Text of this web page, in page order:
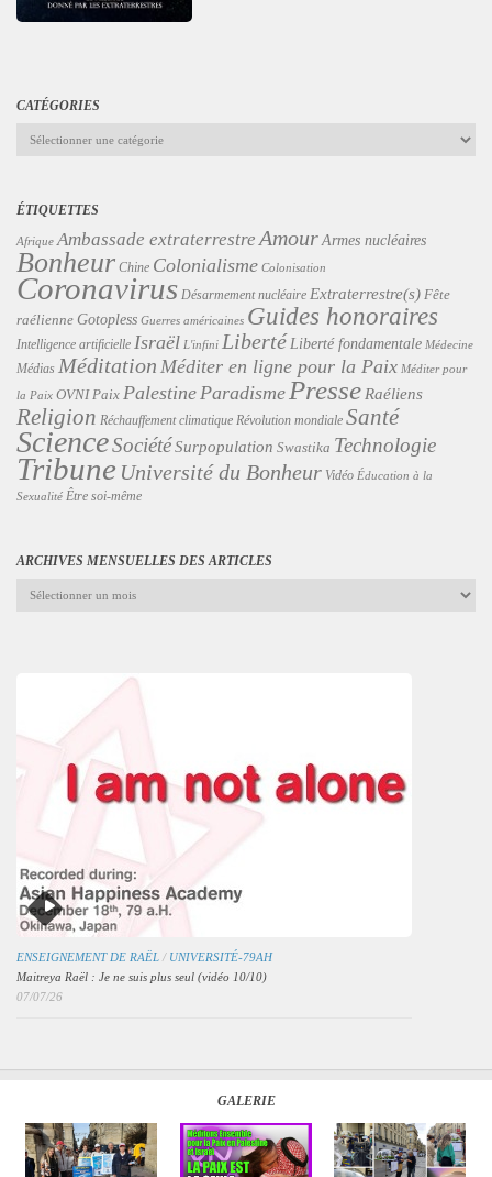
CATÉGORIES
ÉTIQUETTES
Afrique Ambassade extraterrestre Amour Armes nucléaires
Bonheur Chine Colonialisme Colonisation
Coronavirus Désarmement nucléaire Extraterrestre(s) Fête
raélienne Gotopless Guerres américaines Guides honoraires
Intelligence artificielle Israël L'infini Liberté Liberté fondamentale Médecine
Médias Méditation Méditer en ligne pour la Paix Méditer pour
la Paix OVNI Paix Palestine Paradisme Presse Raéliens
Religion Réchauffement climatique Révolution mondiale Santé
ScienceSociétéSurpopulation Swastika Technologie
Tribune Université du Bonheur Vidéo Éducation à la
Sexualité Être soi-même
ARCHIVES MENSUELLES DES ARTICLES
ENSEIGNEMENT DE RAËL / UNIVERSITÉ-79AH
Maitreya Raël : Je ne suis plus seul (vidéo 10/10)
07/07/26
GALERIE